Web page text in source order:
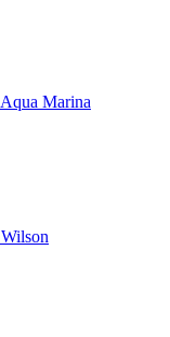
Aqua Marina
Wilson